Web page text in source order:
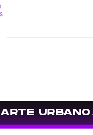
ARTE URBANO